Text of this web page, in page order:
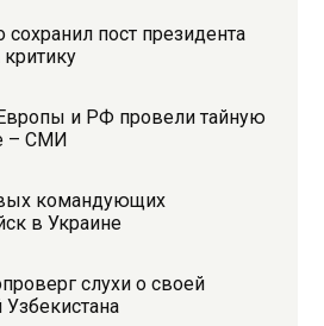
пост президента
и РФ провели тайную
– СМИ
командующих
в Украине
слухи о своей
Узбекистана